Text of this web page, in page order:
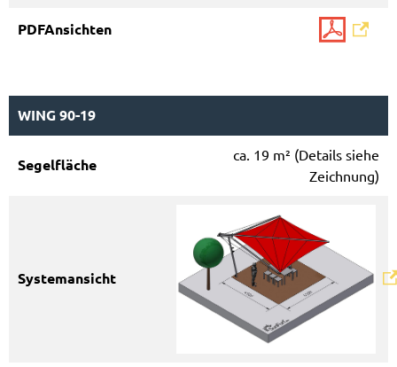
WING 90-19
ca. 19 m² (Details siehe
Zeichnung)